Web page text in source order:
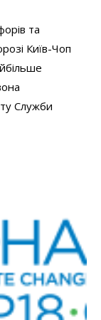
та
Київ-Чоп
Служби